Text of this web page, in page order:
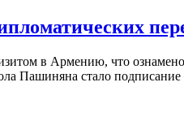
в Армению, что
Пашиняна стало подписание